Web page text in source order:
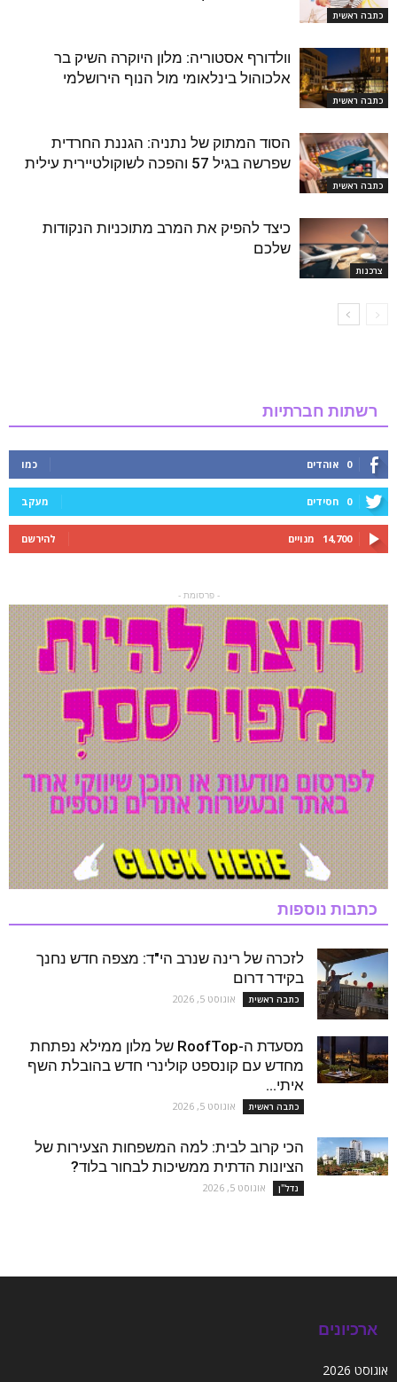
כתבה ראשית
כתבה ראשית
וולדורף אסטוריה: מלון היוקרה השיק בר
אלכוהול בינלאומי מול הנוף הירושלמי
כתבה ראשית
הסוד המתוק של נתניה: הגננת החרדית
שפרשה בגיל 57 והפכה לשוקולטיירית עילית
צרכנות
כיצד להפיק את המרב מתוכניות הנקודות
שלכם
רשתות חברתיות
0 אוהדים כמו
0 חסידים מעקב
14,700 מנויים להירשם
- פרסומת -
כתבות נוספות
לזכרה של רינה שנרב הי"ד: מצפה חדש נחנך
בקידר דרום
כתבה ראשית אוגוסט 5, 2026
מסעדת ה-RoofTop של מלון ממילא נפתחת
מחדש עם קונספט קולינרי חדש בהובלת השף
איתי...
כתבה ראשית אוגוסט 5, 2026
הכי קרוב לבית: למה המשפחות הצעירות של
הציונות הדתית ממשיכות לבחור בלוד?
נדל''ן אוגוסט 5, 2026
ארכיונים
אוגוסט 2026